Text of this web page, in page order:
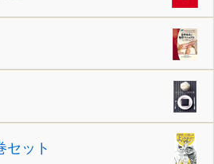
セット